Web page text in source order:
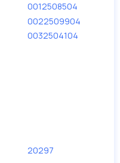
0012508504
0022509904
0032504104
20297